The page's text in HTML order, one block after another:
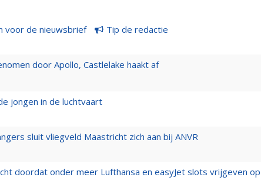
voor de nieuwsbrief Tip de redactie
door Apollo, Castlelake haakt af
jongen in de luchtvaart
sluit vliegveld Maastricht zich aan bij ANVR
doordat onder meer Lufthansa en easyJet slots vrijgeven op